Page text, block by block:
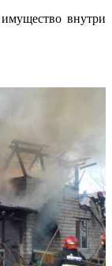
внутри